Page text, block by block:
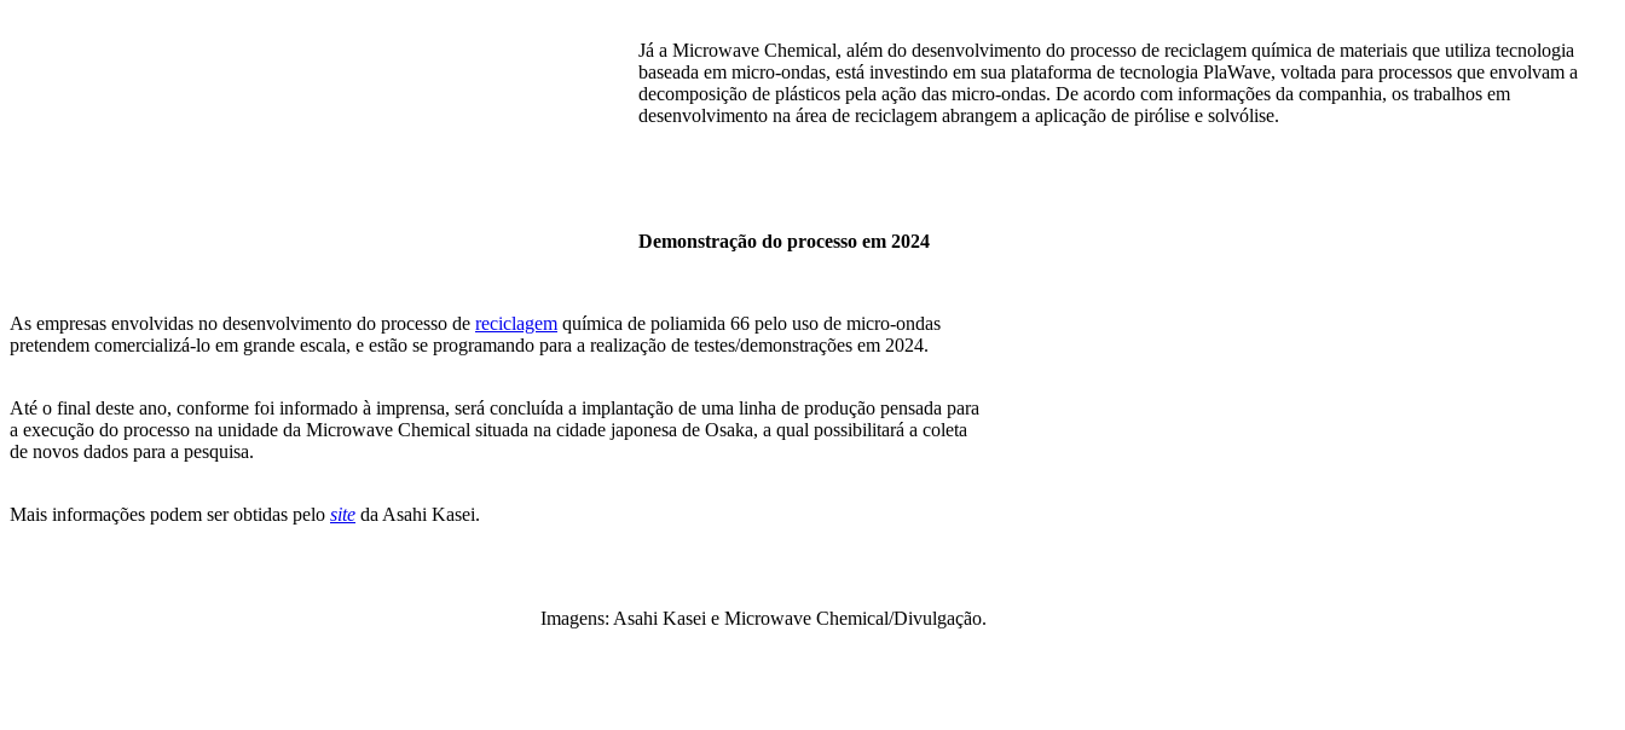
Já a Microwave Chemical, além do desenvolvimento do processo de reciclagem química de materiais que utiliza tecnologia
baseada em micro-ondas, está investindo em sua plataforma de tecnologia PlaWave, voltada para processos que envolvam a
decomposição de plásticos pela ação das micro-ondas. De acordo com informações da companhia, os trabalhos em
desenvolvimento na área de reciclagem abrangem a aplicação de pirólise e solvólise.
Demonstração do processo em 2024
As empresas envolvidas no desenvolvimento do processo de reciclagem química de poliamida 66 pelo uso de micro-ondas
pretendem comercializá-lo em grande escala, e estão se programando para a realização de testes/demonstrações em 2024.
Até o final deste ano, conforme foi informado à imprensa, será concluída a implantação de uma linha de produção pensada para
a execução do processo na unidade da Microwave Chemical situada na cidade japonesa de Osaka, a qual possibilitará a coleta
de novos dados para a pesquisa.
Mais informações podem ser obtidas pelo site da Asahi Kasei.
Imagens: Asahi Kasei e Microwave Chemical/Divulgação.